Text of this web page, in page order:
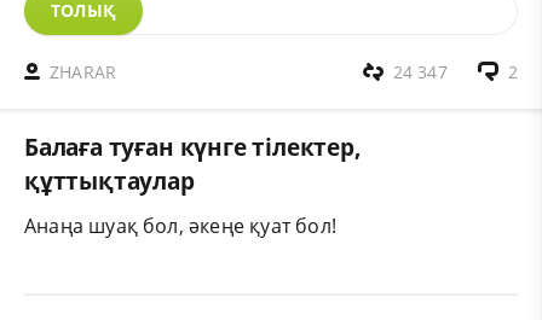
ТОЛЫҚ
ZHARAR 2
24 347
Балаға туған күнге тілектер,
құттықтаулар
Анаңа шуақ бол, әкеңе қуат бол!